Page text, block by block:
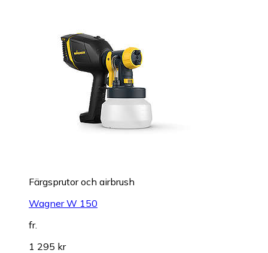
Färgsprutor och airbrush
Wagner W 150
fr.
1 295 kr